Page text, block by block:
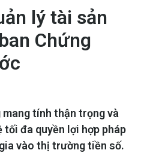
lý tài sản
Chứng
tính thận trọng và
tối đa quyền lợi hợp pháp
vào thị trường tiền số.